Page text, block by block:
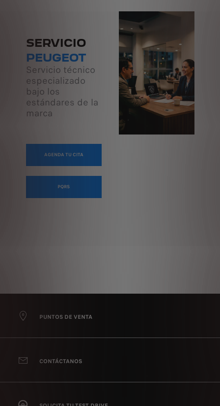
SERVICIO
PEUGEOT
Servicio técnico
especializado
bajo los
estándares de la
marca
AGENDA TU CITA
PQRS
PUNTOS DE VENTA
CONTÁCTANOS